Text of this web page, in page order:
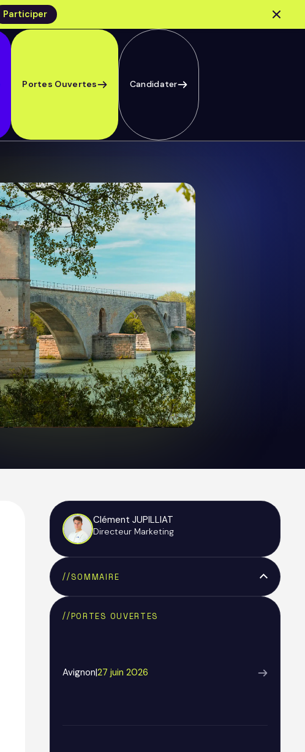
Participer
Portes Ouvertes Candidater
Clément JUPILLIAT
Directeur Marketing
//SOMMAIRE
Text Link
//PORTES OUVERTES
Avignon|27 juin 2026